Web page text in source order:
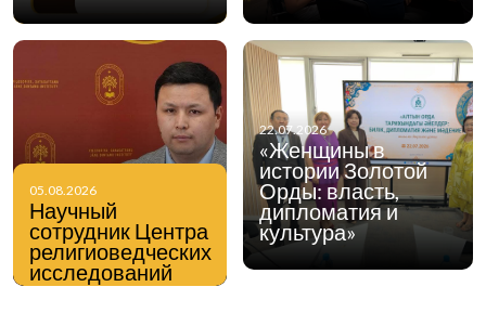
05.08.2026
Научный
сотрудник Центра
религиоведческих
исследований
Института
22.07.2026
«Женщины в
истории Золотой
Орды: власть,
дипломатия и
культура»